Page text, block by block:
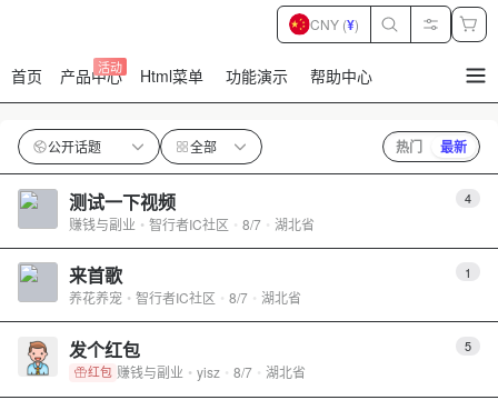
首页 产品中心
活动 Html菜单 功能演示 帮助中心
CNY (¥)
公开话题 全部 热门 最新
测试一下视频 4
赚钱与副业 智行者IC社区 8/7 湖北省
来首歌 1
养花养宠 智行者IC社区 8/7 湖北省
发个红包 5
红包 赚钱与副业 yisz 8/7 湖北省